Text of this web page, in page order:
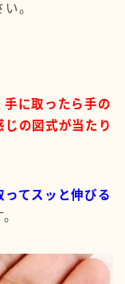
。
手に取ったら手の
の図式が当たり
ってスッと伸びる